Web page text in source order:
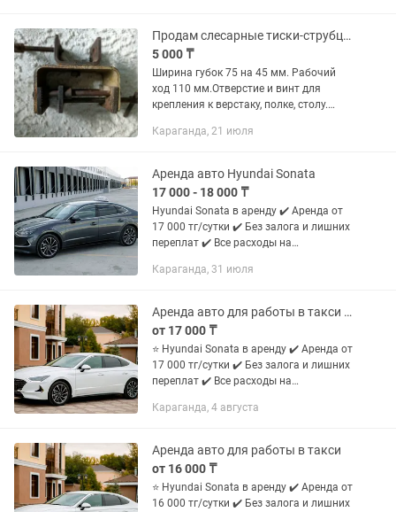
Продам слесарные тиски-струбцина. Рабочий ход 110 мм . Б/у
5 000 ₸
Ширина губок 75 на 45 мм. Рабочий
ход 110 мм.Отверстие и винт для
крепления к верстаку, полке, столу.
наковальня 12,5 на 6,5 см
Караганда, 21 июля
Аренда авто Hyundai Sonata
17 000 - 18 000 ₸
Hyundai Sonata в аренду ✔️ Аренда от
17 000 тг/сутки ✔️ Без залога и лишних
переплат ✔️ Все расходы на
км пробега в сутки ✔️ 4 выходных дня
Караганда, 31 июля
Аренда авто для работы в такси без залога
от 17 000 ₸
⭐ Hyundai Sonata в аренду ✔️ Аренда от
17 000 тг/сутки ✔️ Без залога и лишних
переплат ✔️ Все расходы на
км пробега в сутки ✔️ 4 выходных дня
Караганда, 4 августа
Аренда авто для работы в такси
от 16 000 ₸
⭐ Hyundai Sonata в аренду ✔️ Аренда от
16 000 тг/сутки ✔️ Без залога и лишних